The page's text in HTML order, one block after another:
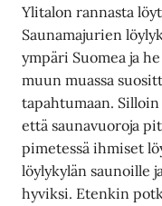
Ylitalon rannasta
Saunamajurien
ympäri Suomea ja
muun muassa
tapahtumaan.
että saunavuoroja
pimetessä ihmiset
löylykylän saunoille
hyviksi. Etenkin